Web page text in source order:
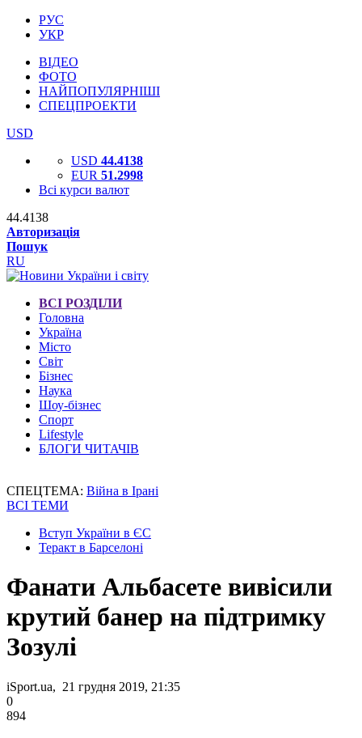
РУС
УКР
ВІДЕО
ФОТО
НАЙПОПУЛЯРНІШІ
СПЕЦПРОЕКТИ
USD
USD 44.4138
EUR 51.2998
Всі курси валют
44.4138
Авторизація
Пошук
RU
ВСІ РОЗДІЛИ
Головна
Україна
Місто
Світ
Бізнес
Наука
Шоу-бізнес
Спорт
Lifestyle
БЛОГИ ЧИТАЧІВ
СПЕЦТЕМА: Війна в Ірані
ВСІ ТЕМИ
Вступ України в ЄС
Теракт в Барселоні
Фанати Альбасете вивісили
крутий банер на підтримку
Зозулі
iSport.ua, 21 грудня 2019, 21:35
0
894